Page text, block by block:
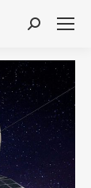
Search: